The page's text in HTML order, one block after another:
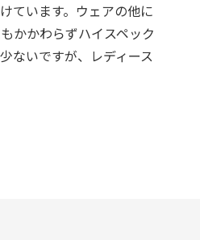
ています。ウェアの他に
かかわらずハイスペック
ないですが、レディース